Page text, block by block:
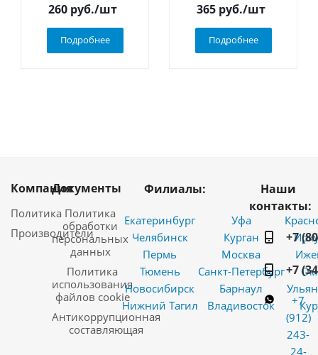
260 руб./шт
Подробнее
365 руб./шт
Подробнее
Компания
Политика
Производители
Документы
Политика
обработки
персональных
данных
Политика
использования
файлов cookie
Антикоррупционная
составляющая
Филиалы:
Екатеринбург
Челябинск
Пермь
Тюмень
Новосибирск
Нижний Тагил
Уфа
Курган
Москва
Санкт-Петербург
Барнаул
Владивосток
Наши
контакты:
+7
+7
+7
(912)
243-
24-